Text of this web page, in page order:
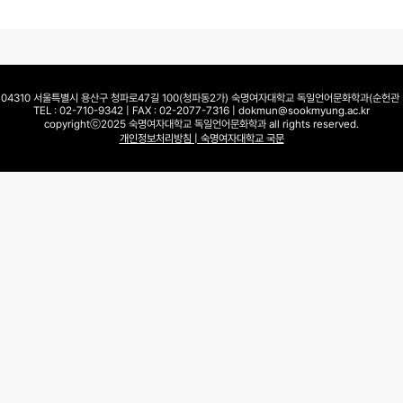
서울특별시 용산구 청파로47길 100(청파동2가) 숙명여자대학교 독일언어문화학과(순헌
TEL : 02-710-9342 | FAX : 02-2077-7316 | dokmun@sookmyung.ac.kr
copyrightⓒ2025 숙명여자대학교 독일언어문화학과 all rights reserved.
개인정보처리방침 | 숙명여자대학교 국문